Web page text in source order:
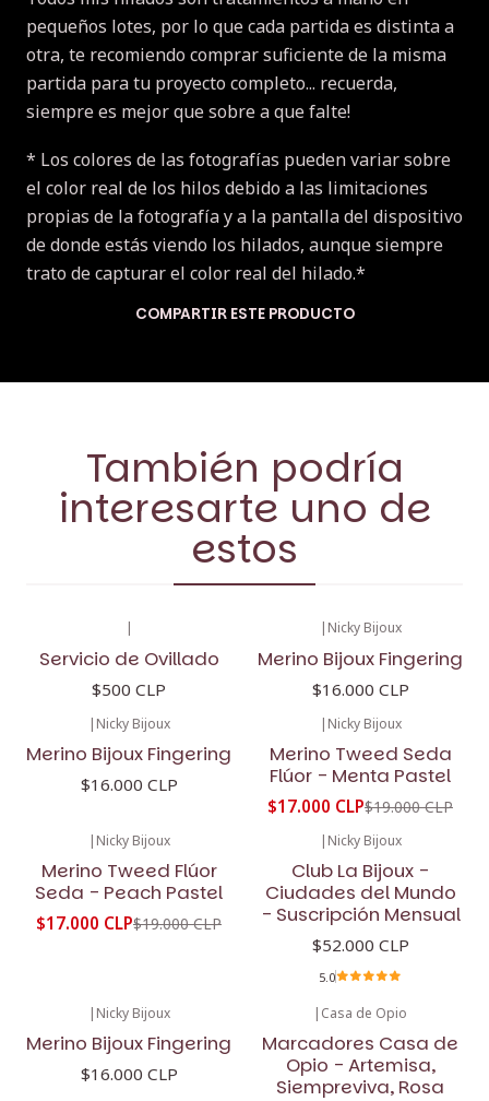
pequeños lotes, por lo que cada partida es distinta a
otra, te recomiendo comprar suficiente de la misma
partida para tu proyecto completo... recuerda,
siempre es mejor que sobre a que falte!
* Los colores de las fotografías pueden variar sobre
el color real de los hilos debido a las limitaciones
propias de la fotografía y a la pantalla del dispositivo
de donde estás viendo los hilados, aunque siempre
trato de capturar el color real del hilado.*
COMPARTIR ESTE PRODUCTO
También podría
interesarte uno de
estos
|
Servicio de Ovillado
$500 CLP
| Nicky Bijoux
Merino Bijoux Fingering
$16.000 CLP
| Nicky Bijoux
Merino Bijoux Fingering
$16.000 CLP
| Nicky Bijoux
Merino Tweed Seda
Flúor - Menta Pastel
$17.000 CLP$19.000 CLP
| Nicky Bijoux
Merino Tweed Flúor
Seda - Peach Pastel
$17.000 CLP$19.000 CLP
| Nicky Bijoux
Club La Bijoux -
Ciudades del Mundo
- Suscripción Mensual
$52.000 CLP
5.0
| Nicky Bijoux
Merino Bijoux Fingering
$16.000 CLP
| Casa de Opio
Marcadores Casa de
Opio - Artemisa,
Siempreviva, Rosa